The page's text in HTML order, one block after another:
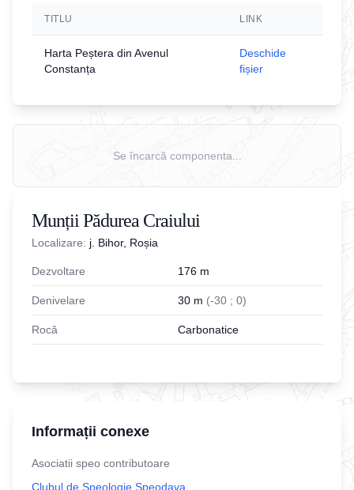
TITLU LINK
Harta Peștera din Avenul
Constanța
Deschide
fișier
Se încarcă componenta...
Munții Pădurea Craiului
Localizare: j. Bihor, Roșia
Dezvoltare 176 m
Denivelare 30 m (-30 ; 0)
Rocă Carbonatice
Informații conexe
Asociatii speo contributoare
Clubul de Speologie Speodava